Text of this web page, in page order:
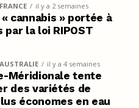
il y a 2 semaines
« cannabis » portée à
par la loi RIPOST
il y a 4 semaines
Méridionale tente
des variétés de
économes en eau